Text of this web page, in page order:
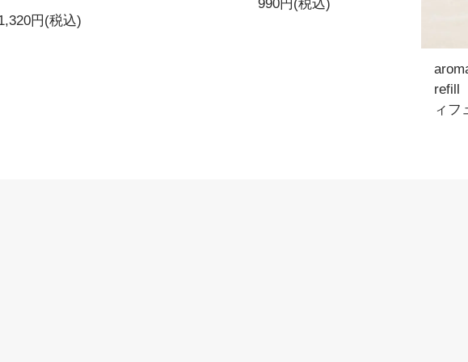
円(税込)
990円(税込)
refill
ィフ